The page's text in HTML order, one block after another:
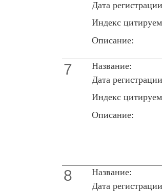
Дата
Индекс
Описание:
7 Название:
Дата
Индекс
Описание:
8 Название:
Дата